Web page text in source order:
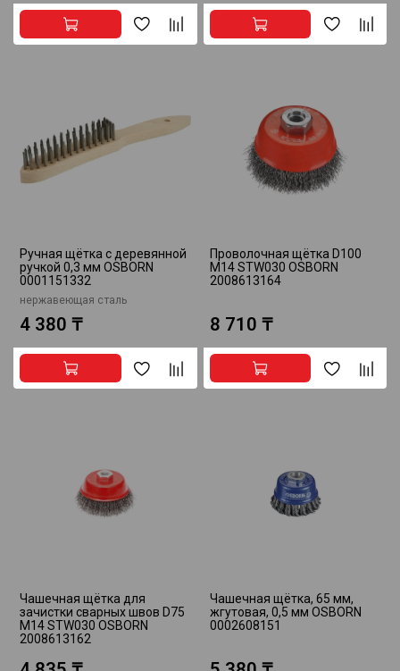
Ручная щётка с деревянной
ручкой 0,3 мм OSBORN
0001151332
нержавеющая сталь
4 380 ₸
Проволочная щётка D100
M14 STW030 OSBORN
2008613164
8 710 ₸
Чашечная щётка для
зачистки сварных швов D75
M14 STW030 OSBORN
2008613162
Чашечная щётка, 65 мм,
жгутовая, 0,5 мм OSBORN
0002608151